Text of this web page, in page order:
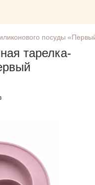
посуды
тарелка-